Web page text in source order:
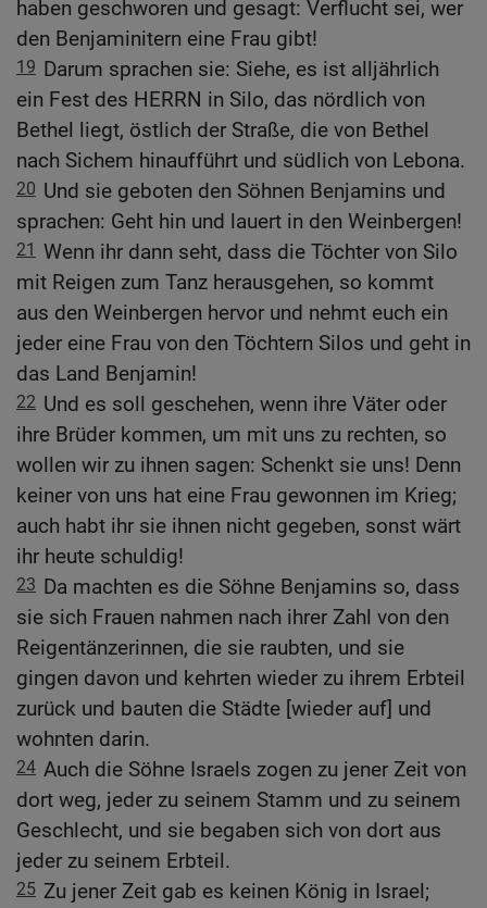
haben geschworen und gesagt: Verflucht sei, wer
den Benjaminitern eine Frau gibt!
19 Darum sprachen sie: Siehe, es ist alljährlich
ein Fest des HERRN in Silo, das nördlich von
Bethel liegt, östlich der Straße, die von Bethel
nach Sichem hinaufführt und südlich von Lebona.
20 Und sie geboten den Söhnen Benjamins und
sprachen: Geht hin und lauert in den Weinbergen!
21 Wenn ihr dann seht, dass die Töchter von Silo
mit Reigen zum Tanz herausgehen, so kommt
aus den Weinbergen hervor und nehmt euch ein
jeder eine Frau von den Töchtern Silos und geht in
das Land Benjamin!
22 Und es soll geschehen, wenn ihre Väter oder
ihre Brüder kommen, um mit uns zu rechten, so
wollen wir zu ihnen sagen: Schenkt sie uns! Denn
keiner von uns hat eine Frau gewonnen im Krieg;
auch habt ihr sie ihnen nicht gegeben, sonst wärt
ihr heute schuldig!
23 Da machten es die Söhne Benjamins so, dass
sie sich Frauen nahmen nach ihrer Zahl von den
Reigentänzerinnen, die sie raubten, und sie
gingen davon und kehrten wieder zu ihrem Erbteil
zurück und bauten die Städte [wieder auf] und
wohnten darin.
24 Auch die Söhne Israels zogen zu jener Zeit von
dort weg, jeder zu seinem Stamm und zu seinem
Geschlecht, und sie begaben sich von dort aus
jeder zu seinem Erbteil.
25 Zu jener Zeit gab es keinen König in Israel;